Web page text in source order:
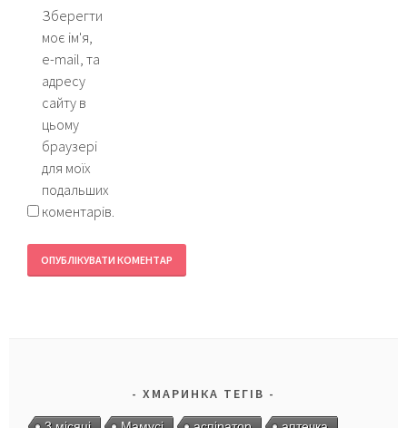
Зберегти
моє ім'я,
e-mail, та
адресу
сайту в
цьому
браузері
для моїх
подальших
коментарів.
ХМАРИНКА ТЕГІВ